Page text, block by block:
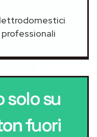
solo su
fuori